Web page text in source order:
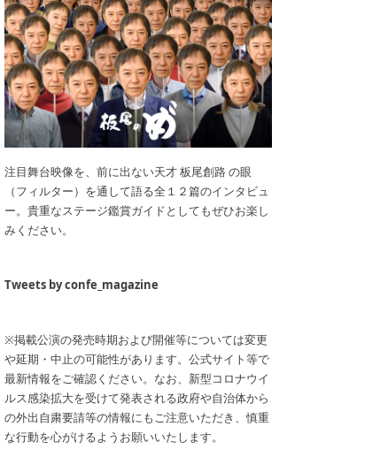
注目舞台映像を、前に出ない天才 板尾創路 の眼
（フィルター）を通して語る全１２篇のインタビュ
ー。貴重なステージ鑑賞ガイドとしてもぜひお楽し
みください。
Tweets by confe_magazine
※掲載公演の発売時期および開催等については変更
や延期・中止の可能性があります。公式サイト等で
最新情報をご確認ください。なお、新型コロナウイ
ルス感染拡大を受けて発表される政府や自治体から
の外出自粛要請等の情報にもご注意いただき、慎重
な行動を心がけるようお願いいたします。